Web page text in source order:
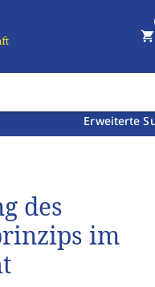
Erweiterte
shopping_cart
des
im